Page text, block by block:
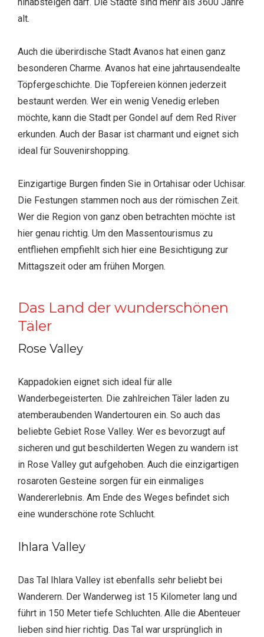
alt.
Auch die überirdische Stadt Avanos hat einen ganz
besonderen Charme. Avanos hat eine jahrtausendealte
Töpfergeschichte. Die Töpfereien können jederzeit
bestaunt werden. Wer ein wenig Venedig erleben
möchte, kann die Stadt per Gondel auf dem Red River
erkunden. Auch der Basar ist charmant und eignet sich
ideal für Souvenirshopping.
Einzigartige Burgen finden Sie in Ortahisar oder Uchisar.
Die Festungen stammen noch aus der römischen Zeit.
Wer die Region von ganz oben betrachten möchte ist
hier genau richtig. Um den Massentourismus zu
entfliehen empfiehlt sich hier eine Besichtigung zur
Mittagszeit oder am frühen Morgen.
Das Land der wunderschönen
Täler
Rose Valley
Kappadokien eignet sich ideal für alle
Wanderbegeisterten. Die zahlreichen Täler laden zu
atemberaubenden Wandertouren ein. So auch das
beliebte Gebiet Rose Valley. Wer es bevorzugt auf
sicheren und gut beschilderten Wegen zu wandern ist
in Rose Valley gut aufgehoben. Auch die einzigartigen
rosaroten Gesteine sorgen für ein einmaliges
Wandererlebnis. Am Ende des Weges befindet sich
eine wunderschöne rote Schlucht.
Ihlara Valley
Das Tal Ihlara Valley ist ebenfalls sehr beliebt bei
Wanderern. Der Wanderweg ist 15 Kilometer lang und
führt in 150 Meter tiefe Schluchten. Alle die Abenteuer
lieben sind hier richtig. Das Tal war ursprünglich in